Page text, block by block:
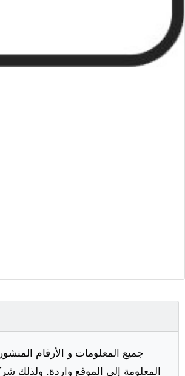
جميع المعلومات و الأرقام
المعلومة إلى الموقع واردة. ولذلك